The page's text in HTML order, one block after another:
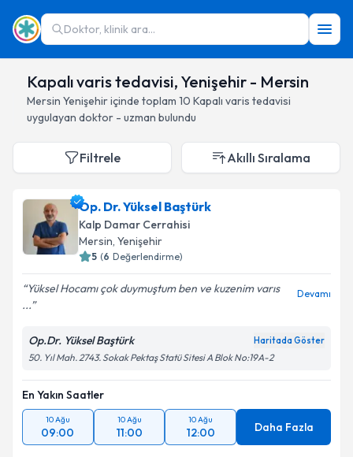
Doktor, klinik ara...
Kapalı varis tedavisi, Yenişehir - Mersin
Mersin Yenişehiriçinde toplam 10 Kapalı varis tedavisi
uygulayan doktor - uzman bulundu
Filtrele Akıllı Sıralama
Op. Dr. Yüksel Baştürk
Kalp Damar Cerrahisi
Mersin, Yenişehir
5 (6 Değerlendirme)
Yüksel Hocamı çok duymuştum ben ve kuzenim varıs
...
Devamı
Op.Dr. Yüksel Baştürk Haritada Göster
50. Yıl Mah. 2743. Sokak Pektaş Statü Sitesi A Blok No:19A-2
En Yakın Saatler
10 Ağu
09:00
10 Ağu
11:00
10 Ağu
12:00 Daha Fazla